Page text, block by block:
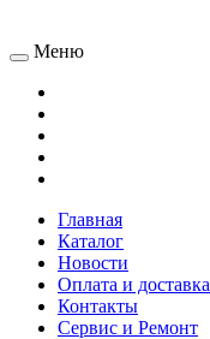
Меню
Главная
Каталог
Новости
Оплата и доставка
Контакты
Сервис и Ремонт